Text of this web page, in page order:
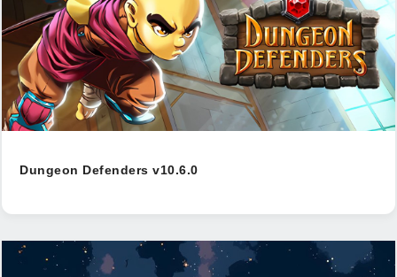
Dungeon Defenders v10.6.0